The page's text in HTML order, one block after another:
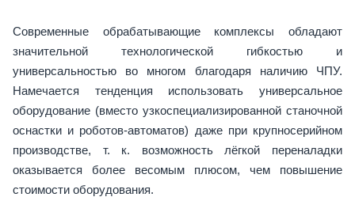
Современные обрабатывающие комплексы обладают
значительной технологической гибкостью и
универсальностью во многом благодаря наличию ЧПУ.
Намечается тенденция использовать универсальное
оборудование (вместо узкоспециализированной станочной
оснастки и роботов-автоматов) даже при крупносерийном
производстве, т. к. возможность лёгкой переналадки
оказывается более весомым плюсом, чем повышение
стоимости оборудования.